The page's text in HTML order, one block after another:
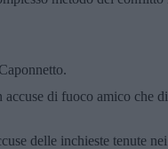
di fuoco amico che
delle inchieste tenute